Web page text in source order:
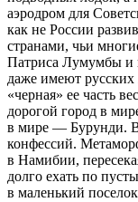
аэродром для
как не России
странами, чьи
Патриса Лумумбы и
даже имеют
«черная» ее часть
дорогой город в
в мире — Бурунди.
конфессий.
в Намибии,
долго ехать по
в маленький